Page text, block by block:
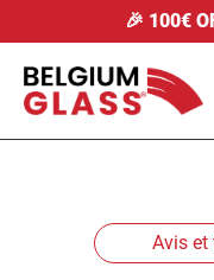
🎉 100€
Avis et